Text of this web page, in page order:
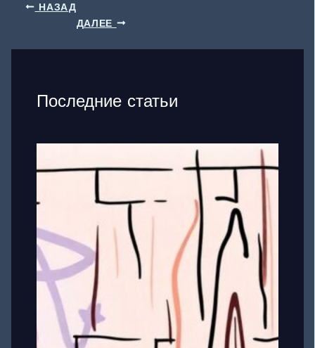
НАЗАД
ДАЛЕЕ
Последние статьи